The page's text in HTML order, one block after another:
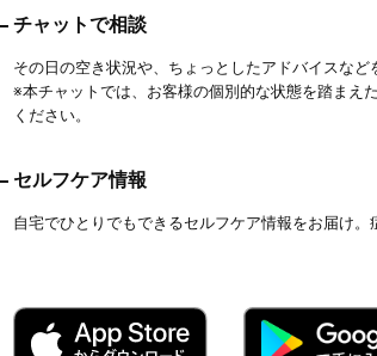
チャットで相談
その日の空き状況や、ちょっとしたアドバイスなど
※本チャットでは、お客様の個別的な状態を踏まえ
ください。
セルフケア情報
自宅でひとりでもできるセルフケア情報をお届け。